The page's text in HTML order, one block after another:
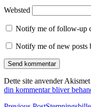
Websted
Notify me of follow-up
Notify me of new posts
Dette site anvender
din kommentar bliver